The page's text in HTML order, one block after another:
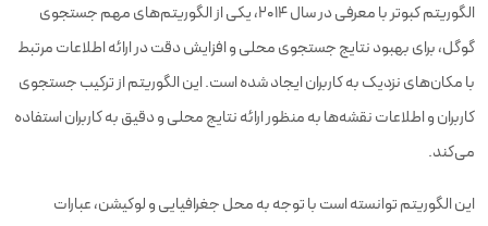
الگوریتم کبوتر با معرفی در سال 2014، یکی از الگوریتم‌های مهم جستجوی
گوگل، برای بهبود نتایج جستجوی محلی و افزایش دقت در ارائه اطلاعات مرتبط
با مکان‌های نزدیک به کاربران ایجاد شده است. این الگوریتم از ترکیب جستجوی
کاربران و اطلاعات نقشه‌ها به منظور ارائه نتایج محلی و دقیق به کاربران استفاده
می‌کند.
این الگوریتم توانسته است با توجه به محل جغرافیایی و لوکیشن، عبارات